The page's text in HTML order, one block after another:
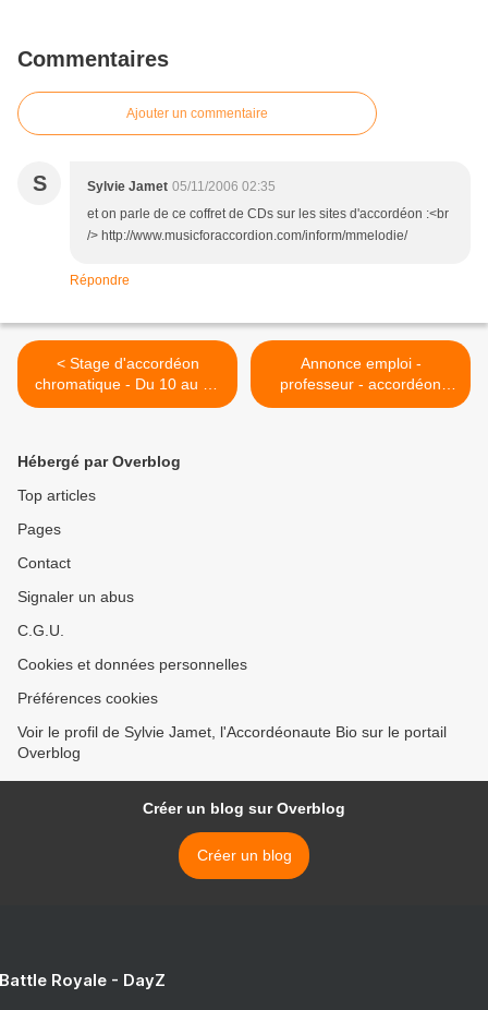
Commentaires
Ajouter un commentaire
S Sylvie Jamet 05/11/2006 02:35
et on parle de ce coffret de CDs sur les sites d'accordéon :<br
/> http://www.musicforaccordion.com/inform/mmelodie/
Répondre
< Stage d'accordéon
chromatique - Du 10 au 15
juillet 2006 - Jean-Marc
Annonce emploi -
professeur - accordéon
diatonique - Morbihan /
Hébergé par Overblog
Top articles
Pages
Contact
Signaler un abus
C.G.U.
Cookies et données personnelles
Préférences cookies
Voir le profil de Sylvie Jamet, l'Accordéonaute Bio sur le portail
Overblog
Créer un blog sur Overblog
Créer un blog
Royale - DayZ